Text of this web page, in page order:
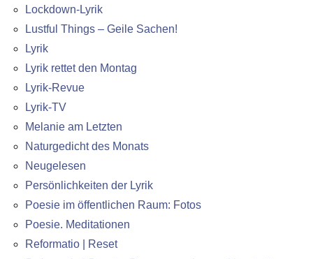
Lockdown-Lyrik
Lustful Things – Geile Sachen!
Lyrik
Lyrik rettet den Montag
Lyrik-Revue
Lyrik-TV
Melanie am Letzten
Naturgedicht des Monats
Neugelesen
Persönlichkeiten der Lyrik
Poesie im öffentlichen Raum: Fotos
Poesie. Meditationen
Reformatio | Reset